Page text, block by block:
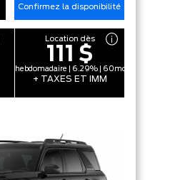
Confirmez la disponibilité
Location dès
111 $
hebdomadaire | 6.29% | 60mo
+ TAXES ET IMM